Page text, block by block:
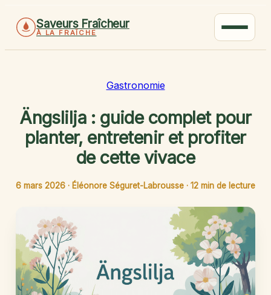
Saveurs Fraîcheur
À LA FRAÎCHE
Gastronomie
Ängslilja : guide complet pour
planter, entretenir et profiter
de cette vivace
6 mars 2026 · Éléonore Séguret-Labrousse · 12 min de lecture